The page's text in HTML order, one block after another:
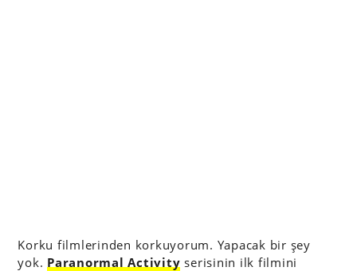
Korku filmlerinden korkuyorum. Yapacak bir şey
yok. Paranormal Activity serisinin ilk filmini